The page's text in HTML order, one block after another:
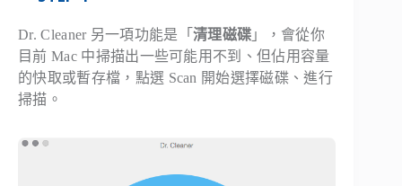
Dr. Cleaner 另一項功能是「清理磁碟 」，會從你
目前 Mac 中掃描出一些可能用不到、但佔用容量
的快取或暫存檔，點選 Scan 開始選擇磁碟、進行
掃描。